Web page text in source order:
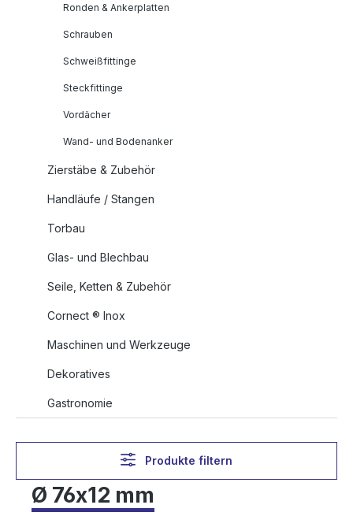
Ronden & Ankerplatten
Schrauben
Schweißfittinge
Steckfittinge
Vordächer
Wand- und Bodenanker
Zierstäbe & Zubehör
Handläufe / Stangen
Torbau
Glas- und Blechbau
Seile, Ketten & Zubehör
Cornect ® Inox
Maschinen und Werkzeuge
Dekoratives
Gastronomie
Produkte filtern
Ø 76x12 mm